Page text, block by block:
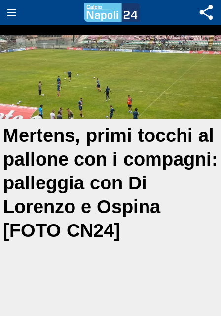
Mertens, primi tocchi al
pallone con i compagni:
palleggia con Di
Lorenzo e Ospina
[FOTO CN24]